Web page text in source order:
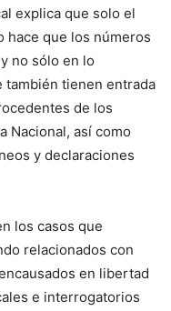
explica que solo el
hace que los números
no sólo en lo
tienen entrada
de los
Nacional, así como
y declaraciones
los casos que
relacionados con
en libertad
e interrogatorios